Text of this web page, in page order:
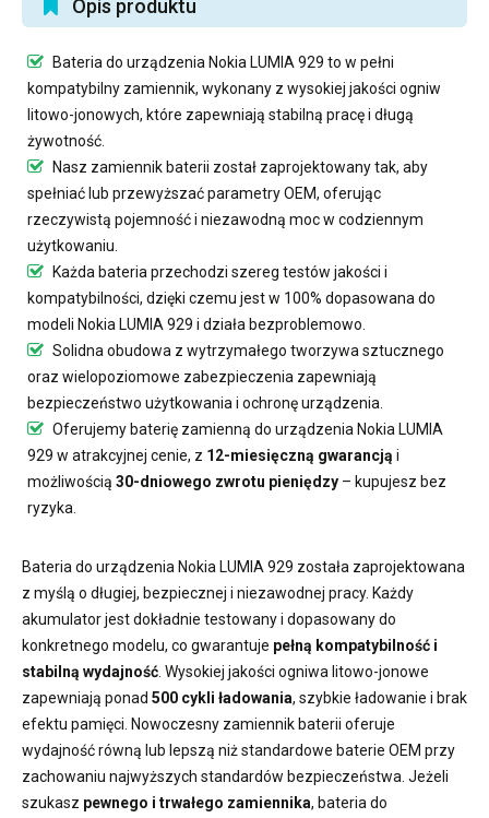
Opis produktu
Bateria do urządzenia Nokia LUMIA 929 to w pełni
kompatybilny zamiennik, wykonany z wysokiej jakości ogniw
litowo-jonowych, które zapewniają stabilną pracę i długą
żywotność.
Nasz zamiennik baterii został zaprojektowany tak, aby
spełniać lub przewyższać parametry OEM, oferując
rzeczywistą pojemność i niezawodną moc w codziennym
użytkowaniu.
Każda bateria przechodzi szereg testów jakości i
kompatybilności, dzięki czemu jest w 100% dopasowana do
modeli Nokia LUMIA 929 i działa bezproblemowo.
Solidna obudowa z wytrzymałego tworzywa sztucznego
oraz wielopoziomowe zabezpieczenia zapewniają
bezpieczeństwo użytkowania i ochronę urządzenia.
Oferujemybaterię zamienną do urządzenia Nokia LUMIA
929 w atrakcyjnej cenie, z 12-miesięczną gwarancją i
możliwością 30-dniowego zwrotu pieniędzy – kupujesz bez
ryzyka.
Bateria do urządzenia Nokia LUMIA 929 została zaprojektowana
z myślą o długiej, bezpiecznej i niezawodnej pracy. Każdy
akumulator jest dokładnie testowany i dopasowany do
konkretnego modelu, co gwarantuje pełną kompatybilność i
stabilną wydajność . Wysokiej jakości ogniwa litowo-jonowe
zapewniają ponad 500 cykli ładowania, szybkie ładowanie i brak
efektu pamięci. Nowoczesny zamiennik baterii oferuje
wydajność równą lub lepszą niż standardowe baterie OEM przy
zachowaniu najwyższych standardów bezpieczeństwa. Jeżeli
szukasz pewnego i trwałego zamiennika, bateria do